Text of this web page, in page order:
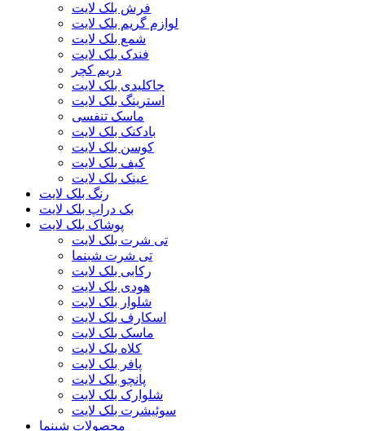
فرش بلک لایت
لوازم گریم بلک لایت
شمع بلک لایت
فندک بلک لایت
دریم کچر
جاکلیدی بلک لایت
استرینگ بلک لایت
ماسک تنفسی
بادکنک بلک لایت
کوسن بلک لایت
کیف بلک لایت
عینک بلک لایت
رنگ بلک لایت
بک دراپ بلک لایت
پوشاک بلک لایت
تی شرت بلک لایت
تی شرت شبنما
رکابی بلک لایت
هودی بلک لایت
شلوار بلک لایت
اسکارف بلک لایت
ماسک بلک لایت
کلاه بلک لایت
پافر بلک لایت
پانچو بلک لایت
شلوارک بلک لایت
سوئیشرت بلک لایت
محصولات شبنما